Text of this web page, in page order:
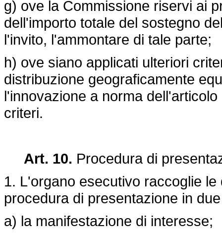
g) ove la Commissione riservi ai
dell'importo totale del sostegno
l'invito, l'ammontare di tale parte;
h) ove siano applicati ulteriori
distribuzione geograficamente
l'innovazione a norma
criteri.
Art. 10. Procedura di
1. L'organo esecutivo raccoglie
procedura di presentazione in
a) la manifestazione di interesse;